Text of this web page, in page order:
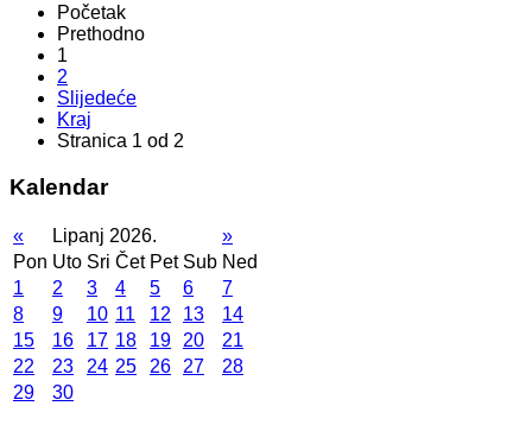
Početak
Prethodno
1
2
Slijedeće
Kraj
Stranica 1 od 2
Kalendar
« Lipanj 2026.
»
Pon Uto Sri Čet Pet Sub Ned
1
2 3 4 5 6
7
8
9 10 11 12 13
14
15
16 17 18 19 20
21
22
23 24 25 26 27
28
29
30